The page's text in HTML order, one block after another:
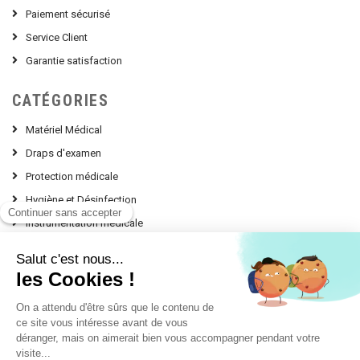
Paiement sécurisé
Service Client
Garantie satisfaction
CATÉGORIES
Matériel Médical
Draps d'examen
Protection médicale
Hygiène et Désinfection
Instrumentation médicale
contact @ leprodumedical.com
151, avenue Alphonse Lavallée
Le Panorama Z.I. Toulon Est